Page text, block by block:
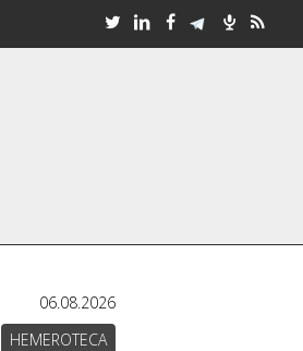
06.08.2026
HEMEROTECA